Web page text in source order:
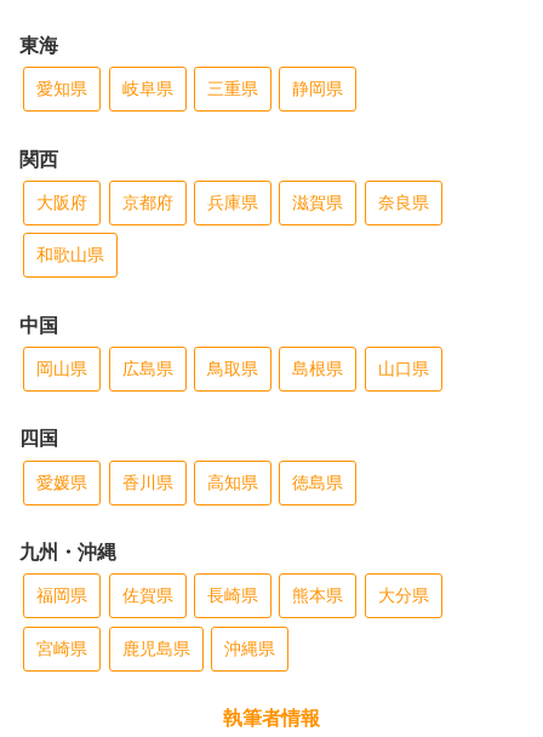
東海
愛知県 岐阜県 三重県 静岡県
関西
大阪府 京都府 兵庫県 滋賀県 奈良県
和歌山県
中国
岡山県 広島県 鳥取県 島根県 山口県
四国
愛媛県 香川県 高知県 徳島県
九州・沖縄
福岡県 佐賀県 長崎県 熊本県 大分県
宮崎県 鹿児島県 沖縄県
執筆者情報